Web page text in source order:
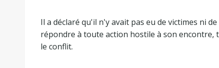
é
l
é
t
e
Il a déclaré qu'il n'y avait pas eu de victimes ni
répondre à toute action hostile à son
le conflit.